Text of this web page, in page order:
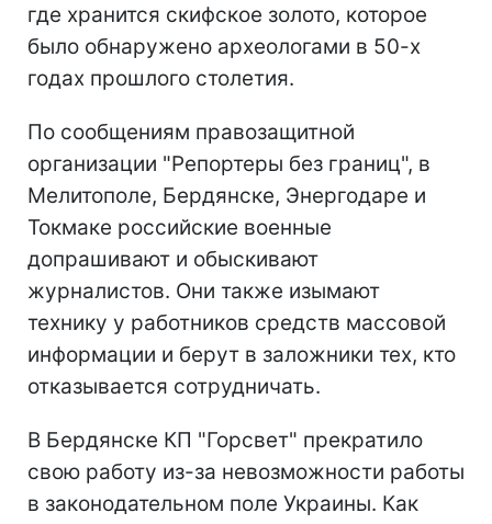
где хранится скифское золото, которое
было обнаружено археологами в 50-х
годах прошлого столетия.
По сообщениям правозащитной
организации "Репортеры без границ", в
Мелитополе, Бердянске, Энергодаре и
Токмаке российские военные
допрашивают и обыскивают
журналистов. Они также изымают
технику у работников средств массовой
информации и берут в заложники тех, кто
отказывается сотрудничать.
В Бердянске КП "Горсвет" прекратило
свою работу из-за невозможности работы
в законодательном поле Украины. Как